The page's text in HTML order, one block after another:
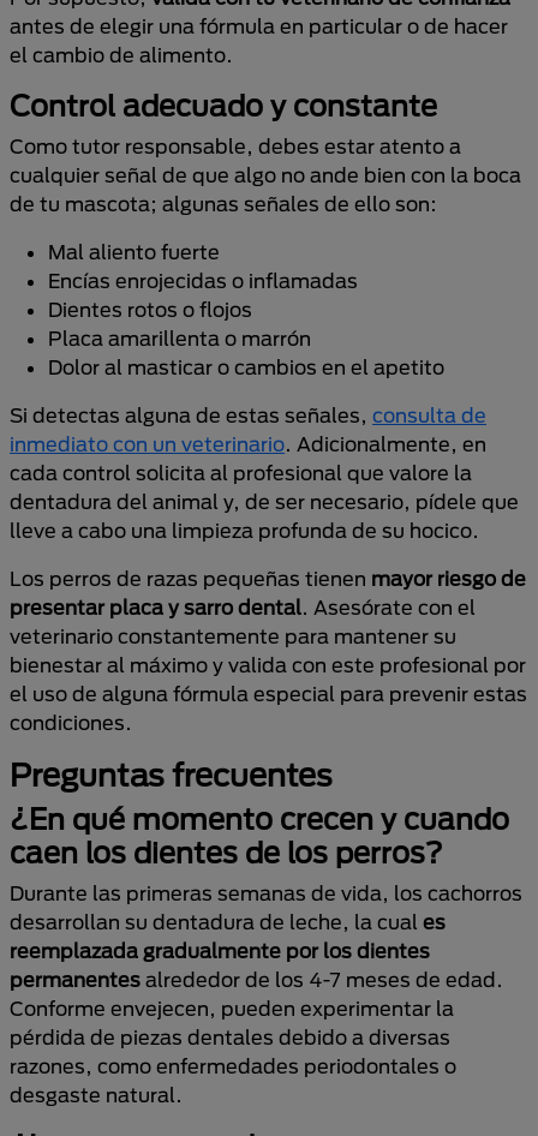
antes de elegir una fórmula en particular o de hacer
el cambio de alimento.
Control adecuado y constante
Como tutor responsable, debes estar atento a
cualquier señal de que algo no ande bien con la boca
de tu mascota; algunas señales de ello son:
Mal aliento fuerte
Encías enrojecidas o inflamadas
Dientes rotos o flojos
Placa amarillenta o marrón
Dolor al masticar o cambios en el apetito
Si detectas alguna de estas señales, consulta de
inmediato con un veterinario. Adicionalmente, en
cada control solicita al profesional que valore la
dentadura del animal y, de ser necesario, pídele que
lleve a cabo una limpieza profunda de su hocico.
Los perros de razas pequeñas tienen mayor riesgo de
presentar placa y sarro dental. Asesórate con el
veterinario constantemente para mantener su
bienestar al máximo y valida con este profesional por
el uso de alguna fórmula especial para prevenir estas
condiciones.
Preguntas frecuentes
¿En qué momento crecen y cuando
caen los dientes de los perros?
Durante las primeras semanas de vida, los cachorros
desarrollan su dentadura de leche, la cual es
reemplazada gradualmente por los dientes
permanentes alrededor de los 4-7 meses de edad.
Conforme envejecen, pueden experimentar la
pérdida de piezas dentales debido a diversas
razones, como enfermedades periodontales o
desgaste natural.